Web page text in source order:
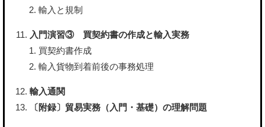
輸入と規制
入門演習③ 買契約書の作成と輸入実務
買契約書作成
輸入貨物到着前後の事務処理
輸入通関
〔附録〕貿易実務（入門・基礎）の理解問題